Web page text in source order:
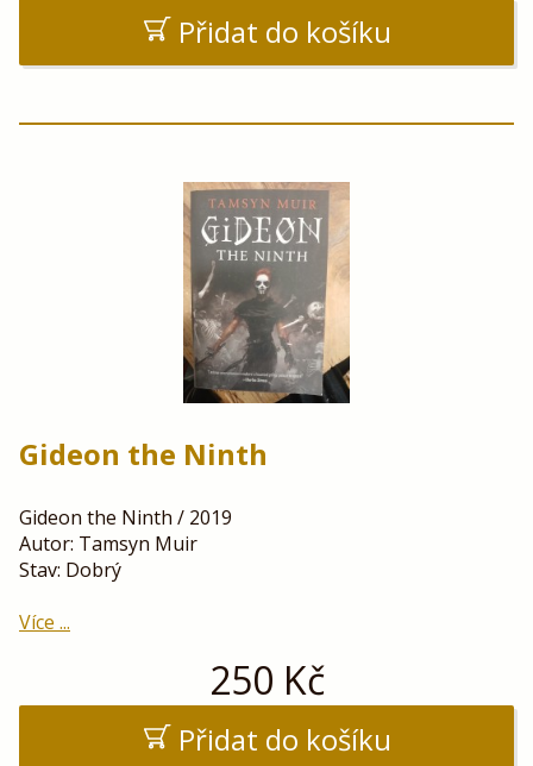
Přidat do košíku
Gideon the Ninth
Gideon the Ninth / 2019
Autor: Tamsyn Muir
Stav: Dobrý
Více ...
250 Kč
Přidat do košíku